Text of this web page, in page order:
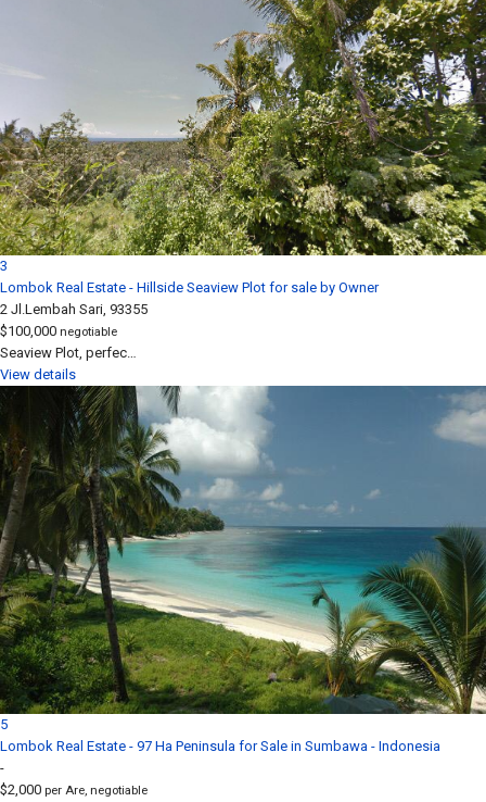
3
Lombok Real Estate - Hillside Seaview Plot for sale by Owner
2 Jl.Lembah Sari, 93355
$100,000 negotiable
Seaview Plot, perfec…
View details
5
Lombok Real Estate - 97 Ha Peninsula for Sale in Sumbawa - Indonesia
-
$2,000 per Are, negotiable